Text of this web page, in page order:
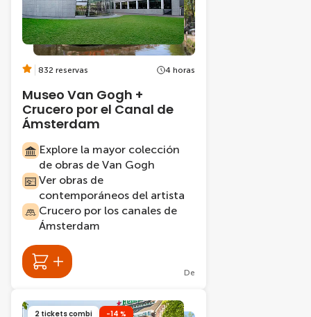
832 reservas 4 horas
Museo Van Gogh +
Crucero por el Canal de
Ámsterdam
Explore la mayor colección
de obras de Van Gogh
Ver obras de
contemporáneos del artista
Crucero por los canales de
Ámsterdam
De
2 tickets combi -14 %